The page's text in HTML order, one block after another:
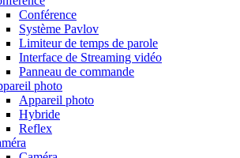
Conférence
Système Pavlov
Limiteur de temps de parole
Interface de Streaming vidéo
Panneau de commande
photo
Appareil photo
Hybride
Reflex